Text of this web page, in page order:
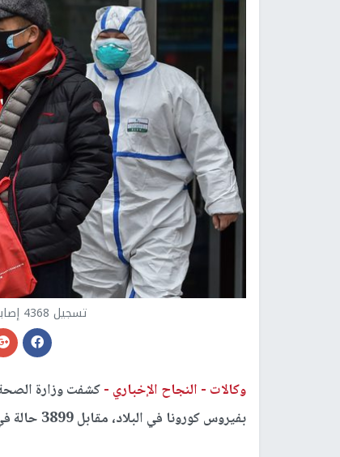
تسجيل 4368 إصابة جديدة بفيروس كورونا في بريطانيا
وكالات - النجاح الإخباري -
بفيروس كورونا في البلاد، مقابل 3899 حالة في إحصائية أمس الأحد.